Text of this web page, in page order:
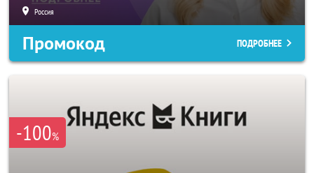
Россия
Промокод ПОДРОБНЕЕ
-100%